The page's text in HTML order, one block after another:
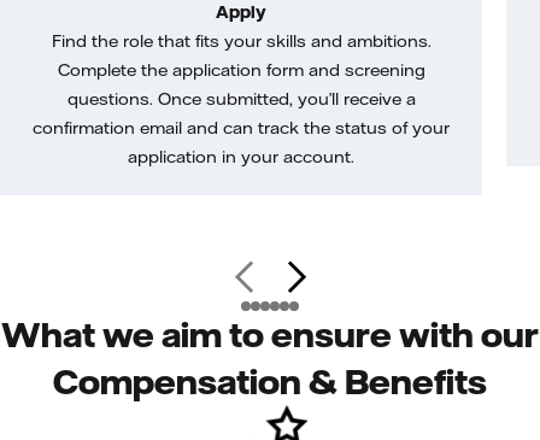
Apply
Find the role that fits your skills and ambitions.
Complete the application form and screening
questions. Once submitted, you’ll receive a
confirmation email and can track the status of your
application in your account.
What we aim to ensure with our
Compensation & Benefits